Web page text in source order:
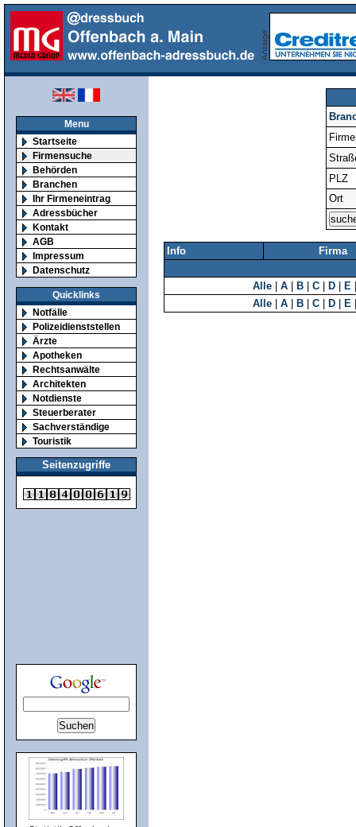
Menu
Startseite
Firmensuche
Behörden
Branchen
Ihr Firmeneintrag
Adressbücher
Kontakt
AGB
Impressum
Datenschutz
Quicklinks
Notfälle
Polizeidienststellen
Ärzte
Apotheken
Rechtsanwälte
Architekten
Notdienste
Steuerberater
Sachverständige
Touristik
Seitenzugriffe
PLZ
Ort
Info Firma
Alle A B C D E
Alle
A B C D E